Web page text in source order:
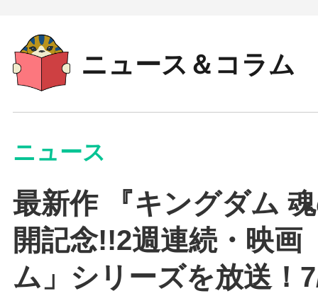
ニュース＆コラム
ニュース
最新作 『キングダム
開記念!!2週連続・映画
ム」シリーズを放送！